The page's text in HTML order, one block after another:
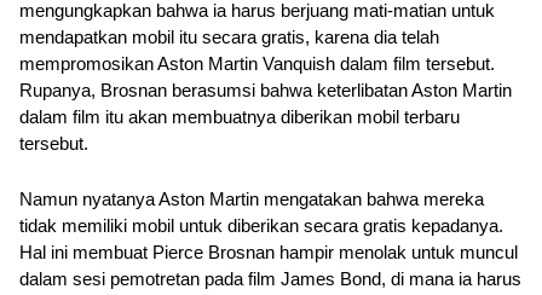
mengungkapkan bahwa ia harus berjuang mati-matian untuk
mendapatkan mobil itu secara gratis, karena dia telah
mempromosikan Aston Martin Vanquish dalam film tersebut.
Rupanya, Brosnan berasumsi bahwa keterlibatan Aston Martin
dalam film itu akan membuatnya diberikan mobil terbaru
tersebut.
Namun nyatanya Aston Martin mengatakan bahwa mereka
tidak memiliki mobil untuk diberikan secara gratis kepadanya.
Hal ini membuat Pierce Brosnan hampir menolak untuk muncul
dalam sesi pemotretan pada film James Bond, di mana ia harus